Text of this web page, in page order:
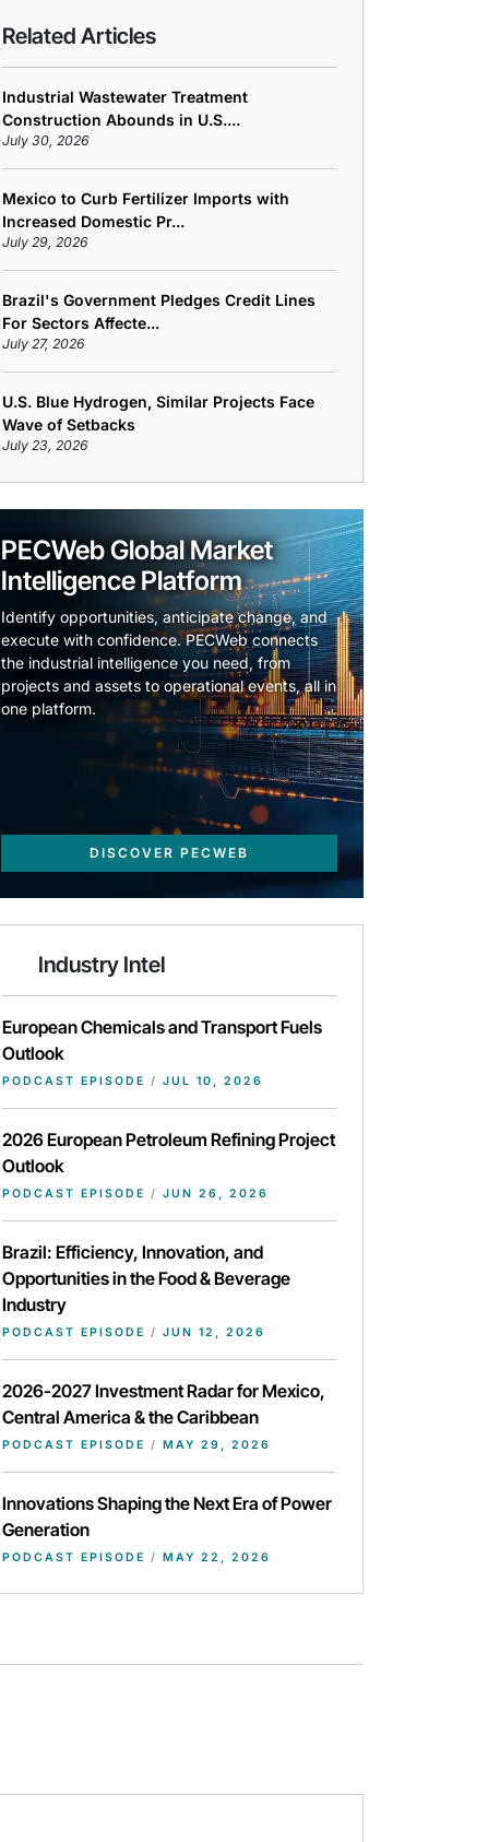
Related Articles
Industrial Wastewater Treatment
Construction Abounds in U.S....
July 30, 2026
Mexico to Curb Fertilizer Imports with
Increased Domestic Pr...
July 29, 2026
Brazil's Government Pledges Credit Lines
For Sectors Affecte...
July 27, 2026
U.S. Blue Hydrogen, Similar Projects Face
Wave of Setbacks
July 23, 2026
PECWeb Global Market
Intelligence Platform
Identify opportunities, anticipate change, and
execute with confidence. PECWeb connects
the industrial intelligence you need, from
projects and assets to operational events, all in
one platform.
DISCOVER PECWEB
Industry Intel
European Chemicals and Transport Fuels
Outlook
PODCAST EPISODE / JUL 10, 2026
2026 European Petroleum Refining Project
Outlook
PODCAST EPISODE / JUN 26, 2026
Brazil: Efficiency, Innovation, and
Opportunities in the Food & Beverage
Industry
PODCAST EPISODE / JUN 12, 2026
2026-2027 Investment Radar for Mexico,
Central America & the Caribbean
PODCAST EPISODE / MAY 29, 2026
Innovations Shaping the Next Era of Power
Generation
PODCAST EPISODE / MAY 22, 2026